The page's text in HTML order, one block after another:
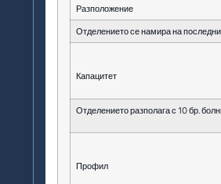
Разположение
Отделението се намира на
Капацитет
Отделението разполага с 10 бр.
Профил